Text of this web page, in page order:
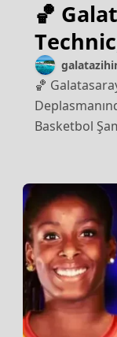
🏀
Zaferle
🏀 Galatasaray MCT Technic, Trieste
Basketbol